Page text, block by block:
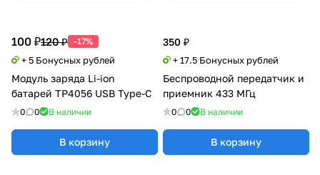
100 ₽120 ₽ -17%
+ 5 Бонусных рублей
Модуль заряда Li-ion
батарей TP4056 USB Type-C
0 0 В наличии
В корзину
350 ₽
+ 17.5 Бонусных рублей
Беспроводной передатчик и
приемник 433 МГц
0 0 В наличии
В корзину